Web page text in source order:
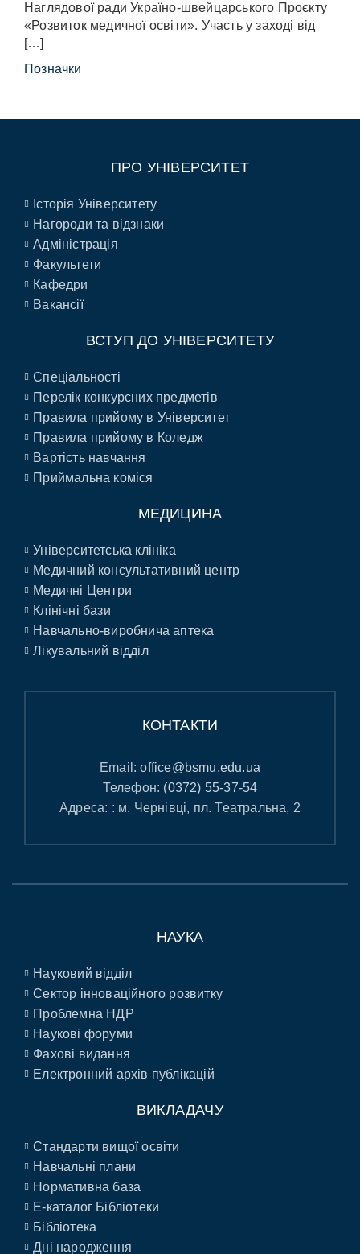
Наглядової ради Україно-швейцарського Проєкту
«Розвиток медичної освіти». Участь у заході від
[…]
Позначки
ПРО УНІВЕРСИТЕТ
Історія Університету
Нагороди та відзнаки
Адміністрація
Факультети
Кафедри
Вакансії
ВСТУП ДО УНІВЕРСИТЕТУ
Спеціальності
Перелік конкурсних предметів
Правила прийому в Університет
Правила прийому в Коледж
Вартість навчання
Приймальна коміся
МЕДИЦИНА
Університетська клініка
Медичний консультативний центр
Медичні Центри
Клінічні бази
Навчально-виробнича аптека
Лікувальний відділ
КОНТАКТИ
Email:office@bsmu.edu.ua
Телефон: (0372) 55-37-54
Адреса: : м. Чернівці, пл. Театральна, 2
НАУКА
Науковий відділ
Сектор інноваційного розвитку
Проблемна НДР
Наукові форуми
Фахові видання
Електронний архів публікацій
ВИКЛАДАЧУ
Стандарти вищої освіти
Навчальні плани
Нормативна база
E-каталог Бібліотеки
Бібліотека
Дні народження